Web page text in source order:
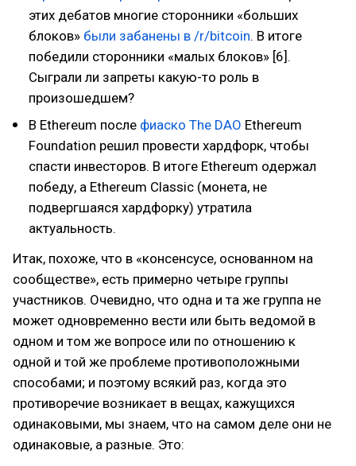
этих дебатов многие сторонники «больших
блоков» были забанены в /r/bitcoin. В итоге
победили сторонники «малых блоков» [6].
Сыграли ли запреты какую-то роль в
произошедшем?
В Ethereum после фиаско The DAO Ethereum
Foundation решил провести хардфорк, чтобы
спасти инвесторов. В итоге Ethereum одержал
победу, а Ethereum Classic (монета, не
подвергшаяся хардфорку) утратила
актуальность.
Итак, похоже, что в «консенсусе, основанном на
сообществе», есть примерно четыре группы
участников. Очевидно, что одна и та же группа не
может одновременно вести или быть ведомой в
одном и том же вопросе или по отношению к
одной и той же проблеме противоположными
способами; и поэтому всякий раз, когда это
противоречие возникает в вещах, кажущихся
одинаковыми, мы знаем, что на самом деле они не
одинаковые, а разные. Это: